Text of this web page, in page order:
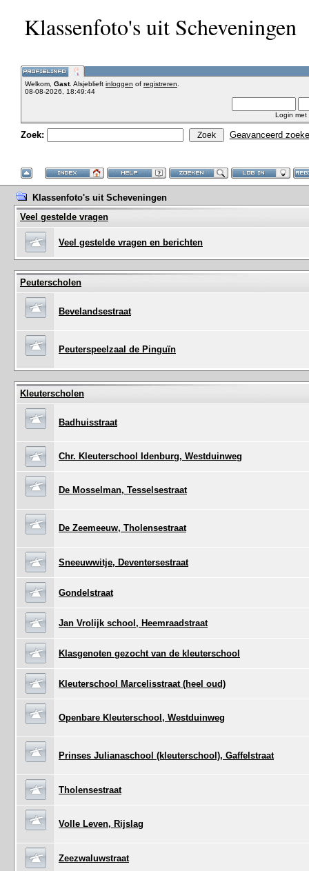
Klassenfoto's uit Scheveningen
Welkom, Gast. Alsjeblieft inloggen of registreren
08-08-2026, 18:49:44
Login met
Zoek: Geavanceerd
Klassenfoto's uit Scheveningen
Veel gestelde vragen
Veel gestelde vragen en berichten
Peuterscholen
Bevelandsestraat
Peuterspeelzaal de Pinguïn
Kleuterscholen
Badhuisstraat
Chr. Kleuterschool Idenburg, Westduinweg
De Mosselman, Tesselsestraat
De Zeemeeuw, Tholensestraat
Sneeuwwitje, Deventersestraat
Gondelstraat
Jan Vrolijk school, Heemraadstraat
Klasgenoten gezocht van de kleuterschool
Kleuterschool Marcelisstraat (heel oud)
Openbare Kleuterschool, Westduinweg
Prinses Julianaschool (kleuterschool), Gaffelstraat
Tholensestraat
Volle Leven, Rijslag
Zeezwaluwstraat